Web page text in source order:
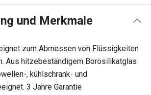
und Merkmale
zum Abmessen von Flüssigkeiten
Aus hitzebeständigem Borosilikatglas
, kühlschrank- und
3 Jahre Garantie